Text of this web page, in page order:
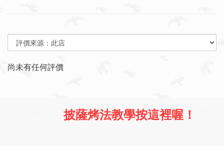
尚未有任何評價
披薩烤法教學按這裡喔！